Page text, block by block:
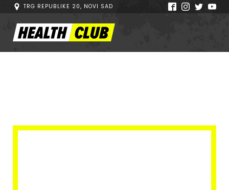
TRG REPUBLIKE 20, NOVI SAD